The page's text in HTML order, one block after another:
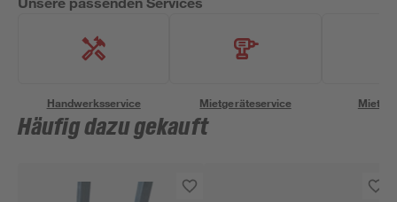
Handwerksservice Mietgeräteservice
Häufig dazu gekauft